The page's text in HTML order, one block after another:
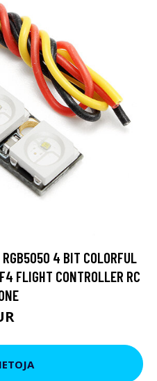
4 BIT COLORFUL
FLIGHT CONTROLLER RC